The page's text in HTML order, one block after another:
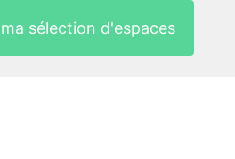
sélection d'espaces